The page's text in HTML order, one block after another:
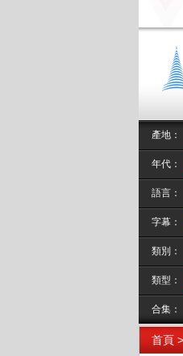
產地：
年代：
語言：
字幕：
類別：
類型：
合集：
首頁